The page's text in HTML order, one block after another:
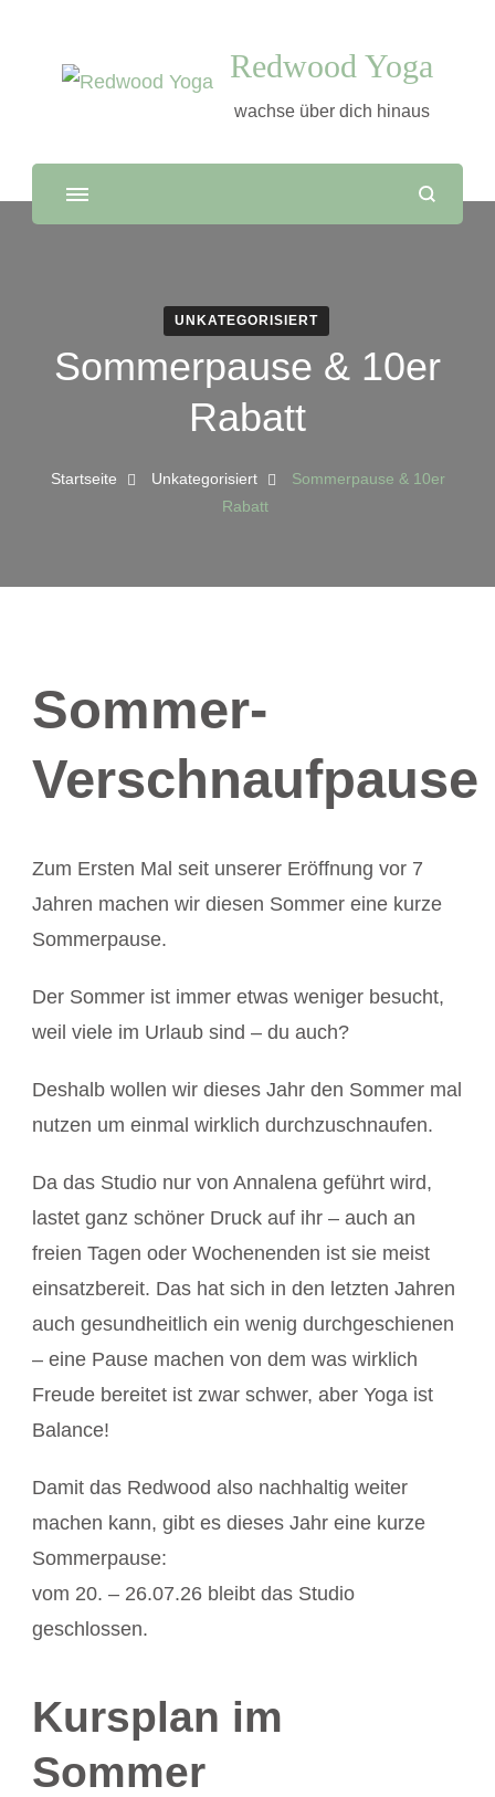
Redwood Yoga
wachse über dich hinaus
UNKATEGORISIERT
Sommerpause & 10er
Rabatt
Startseite Unkategorisiert
Sommerpause & 10er
Rabatt
Sommer-
Verschnaufpause
Zum Ersten Mal seit unserer Eröffnung vor 7
Jahren machen wir diesen Sommer eine kurze
Sommerpause.
Der Sommer ist immer etwas weniger besucht,
weil viele im Urlaub sind – du auch?
Deshalb wollen wir dieses Jahr den Sommer mal
nutzen um einmal wirklich durchzuschnaufen.
Da das Studio nur von Annalena geführt wird,
lastet ganz schöner Druck auf ihr – auch an
freien Tagen oder Wochenenden ist sie meist
einsatzbereit. Das hat sich in den letzten Jahren
auch gesundheitlich ein wenig durchgeschienen
– eine Pause machen von dem was wirklich
Freude bereitet ist zwar schwer, aber Yoga ist
Balance!
Damit das Redwood also nachhaltig weiter
machen kann, gibt es dieses Jahr eine kurze
Sommerpause:
vom 20. – 26.07.26 bleibt das Studio
geschlossen.
Kursplan im
Sommer